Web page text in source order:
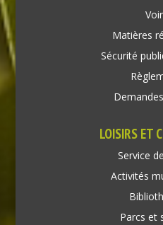
Matières
Sécurité
LOISIRS ET
Service
Activités
Parcs et